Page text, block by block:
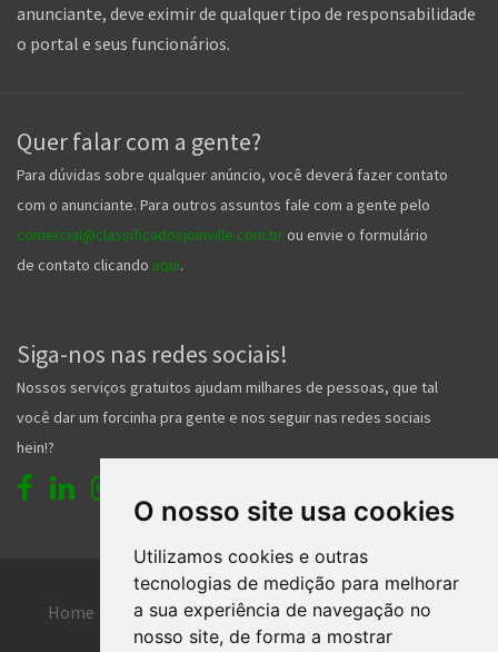
O nosso site usa cookies
Utilizamos cookies e outras
tecnologias de medição para melhorar
a sua experiência de navegação no
nosso site, de forma a mostrar
anunciante, deve eximir de qualquer tipo de responsabilidade
o portal e seus funcionários.
Quer falar com a gente?
Para dúvidas sobre qualquer anúncio, você deverá fazer contato
com o anunciante. Para outros assuntos fale com a gente pelo
comercial@classificadosjoinville.com.br ou envie o formulário
de contato clicando aqui.
Siga-nos nas redes sociais!
Nossos serviços gratuitos ajudam milhares de pessoas, que tal
você dar um forcinha pra gente e nos seguir nas redes sociais
hein!?
Home Entrar Faça seu cadastro